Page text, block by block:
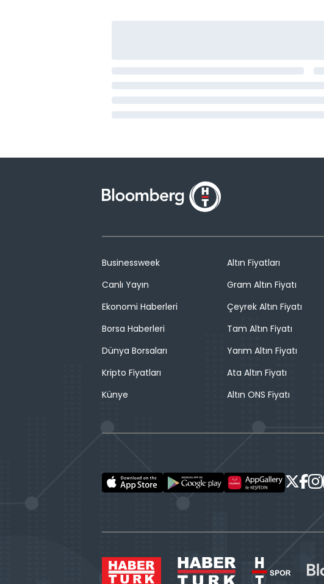
Businessweek
Canlı Yayın
Ekonomi Haberleri
Borsa Haberleri
Dünya Borsaları
Kripto Fiyatları
Künye
Altın Fiyatları
Gram Altın Fiyatı
Çeyrek Altın Fiyatı
Tam Altın Fiyatı
Yarım Altın Fiyatı
Ata Altın Fiyatı
Altın ONS Fiyatı